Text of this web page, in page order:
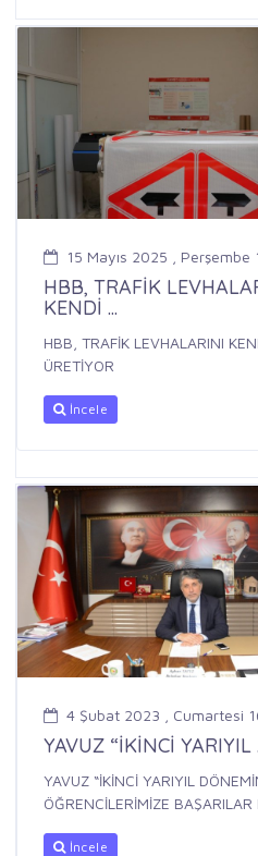
15 Mayıs 2025 , Perşembe
HBB, TRAFİK
KENDİ ...
HBB, TRAFİK LEVHALARINI
ÜRETİYOR
İncele
4 Şubat 2023 , Cumartesi
YAVUZ “İKİNCİ YARIYIL
YAVUZ “İKİNCİ YARIYIL
ÖĞRENCİLERİMİZE BAŞARILAR
İncele